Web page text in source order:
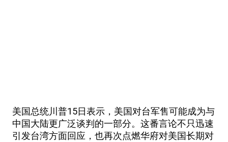
美国总统川普15日表示，美国对台军售可能成为与
中国大陆更广泛谈判的一部分。这番言论不只迅速
引发台湾方面回应，也再次点燃华府对美国长期对